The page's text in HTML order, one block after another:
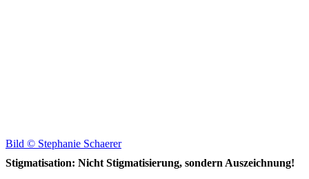
Bild © Stephanie Schaerer
Stigmatisation: Nicht Stigmatisierung, sondern Auszeichnung!